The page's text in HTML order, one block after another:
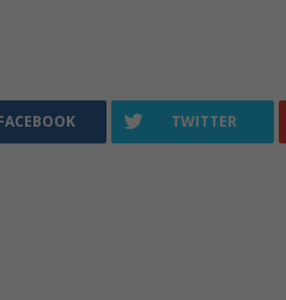
TWITTER